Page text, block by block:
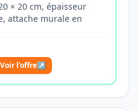
× 20 cm, épaisseur
attache murale en
Voir l'offre↗